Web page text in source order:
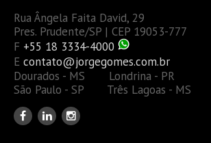
Rua Ângela Faita David, 29
Pres. Prudente/SP | CEP 19053-777
F +55 18 3334-4000
E contato@jorgegomes.com.br
Dourados - MS Londrina - PR
São Paulo - SP Três Lagoas - MS